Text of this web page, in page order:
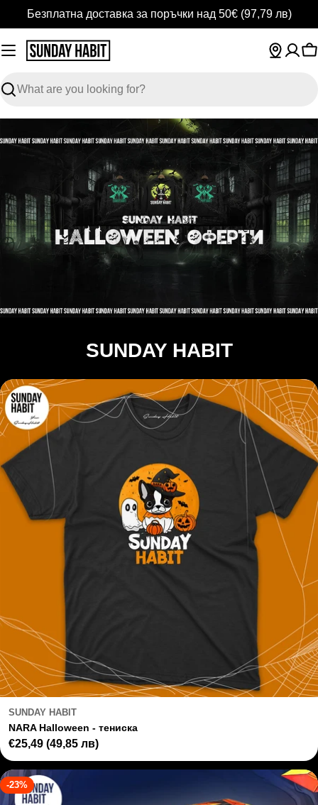
to
content
Безплатна доставка за поръчки над 50€ (97,79 лв)
Search
SUNDAY HABIT
SUNDAY HABIT
NARA Halloween - тениска
Regular
price
€25,49 (49,85 лв)
-23%